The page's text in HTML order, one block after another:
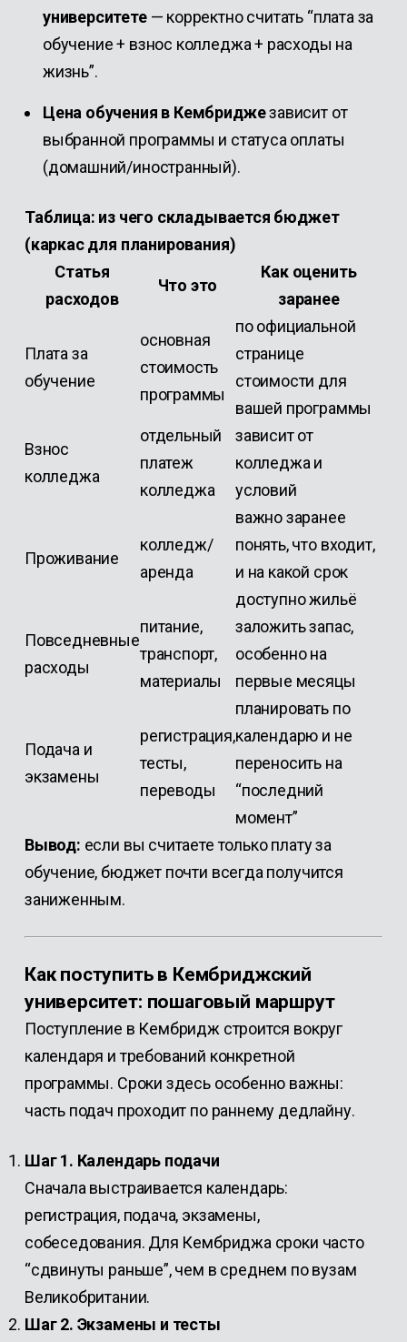
университете— корректно считать “плата за
обучение + взнос колледжа + расходы на
жизнь”.
Цена обучения в Кембриджезависит от
выбранной программы и статуса оплаты
(домашний/иностранный).
Таблица: из чего складывается бюджет
(каркас для планирования)
Статья
расходов
Что это
Как оценить
заранее
Плата за
обучение
основная
стоимость
программы
по официальной
странице
стоимости для
вашей программы
Взнос
колледжа
отдельный
платеж
колледжа
зависит от
колледжа и
условий
Проживание
колледж/
аренда
важно заранее
понять, что входит,
и на какой срок
доступно жильё
Повседневные
расходы
питание,
транспорт,
материалы
заложить запас,
особенно на
первые месяцы
Подача и
экзамены
регистрация,
тесты,
переводы
планировать по
календарю и не
переносить на
“последний
момент”
Вывод: если вы считаете только плату за
обучение, бюджет почти всегда получится
заниженным.
Как поступить в Кембриджский
университет: пошаговый маршрут
Поступление в Кембридж строится вокруг
календаря и требований конкретной
программы. Сроки здесь особенно важны:
часть подач проходит по раннему дедлайну.
Шаг 1. Календарь подачи
Сначала выстраивается календарь:
регистрация, подача, экзамены,
собеседования. Для Кембриджа сроки часто
“сдвинуты раньше”, чем в среднем по вузам
Великобритании.
Шаг 2. Экзамены и тесты